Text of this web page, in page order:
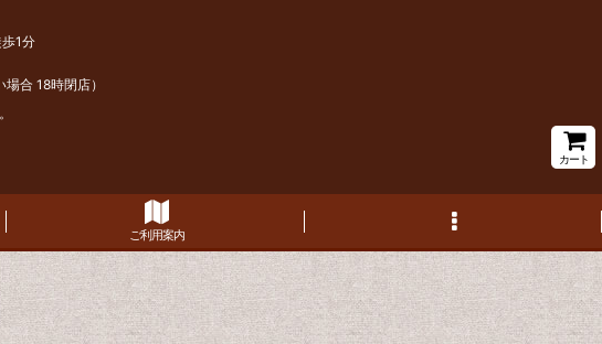
1分
合 18時閉店）
カート
ご利用案内